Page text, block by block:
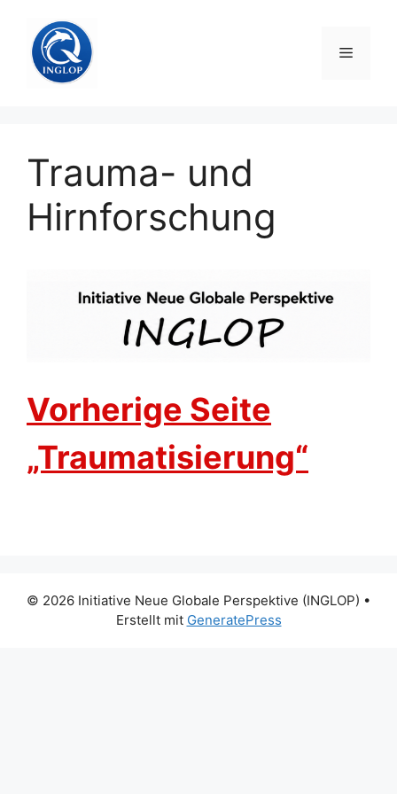
Inhalt
springen
Menü
Trauma- und
Hirnforschung
Vorherige Seite
„Traumatisierung“
© 2026 Initiative Neue Globale Perspektive (INGLOP) •
Erstellt mit GeneratePress